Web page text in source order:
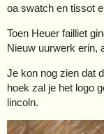
oa swatch en tissot
Toen Heuer failliet
Nieuw uurwerk erin,
Je kon nog zien dat
hoek zal je het logo
lincoln.